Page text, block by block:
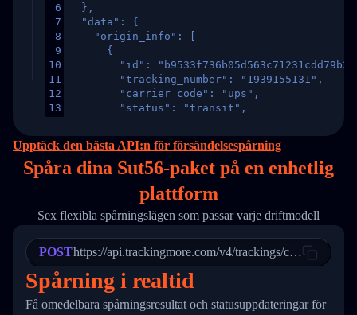
6
7
8
9
10
11
12
13
16
17
21
22
23
24
25
27
  },
  "data": {
    "origin_info": [
      {
"id":
        "tracking_number": "1939155131",
        "carrier_code": "ups",
        "status": "transit",
        "itemTimeLength": 2,
        "weblink": "",
        "phone": null,
        "trackinfo": [
          {
            "Date": "2017-03-08 04: 22: 00",
"StatusDescription": "Departed
"Details": "Departed Facility
          },
          {
            "Date": "2017-03-06 15:28:00",
"StatusDescription": "Shipment
Upptäck den bästa API:n för försändelsespårning
Spåra dina Sut56-paket på en enhetlig
plattform
Sex flexibla spårningslägen som passar varje driftmodell
POSThttps://api.trackingmore.com/v4/trackings/create
Spårning i realtid
Få omedelbara spårningsresultat och statusuppdateringar för